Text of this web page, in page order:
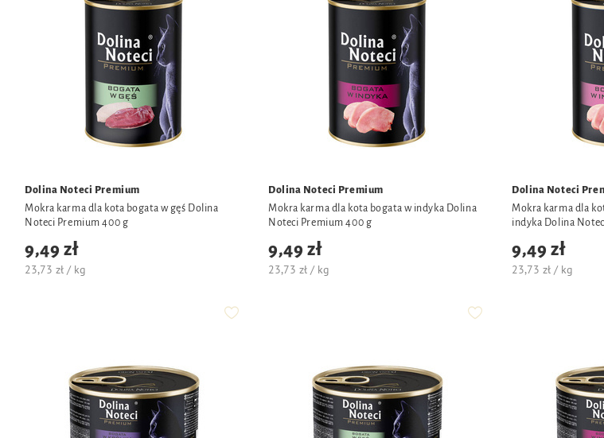
Dolina Noteci Premium
Mokra karma dla kota bogata w gęś Dolina
Noteci Premium 400 g
9,49 zł
23,73 zł / kg
Dolina Noteci Premium
Mokra karma dla kota bogata w indyka Dolina
Noteci Premium 400 g
9,49 zł
23,73 zł / kg
Dolina Noteci
Mokra karma dla
indyka Dolina
9,49 zł
23,73 zł / kg